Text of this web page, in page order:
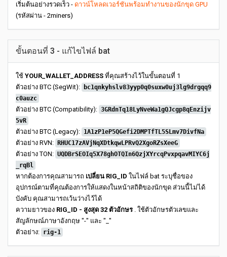
เริ่มต้นอย่างรวดเร็ว - ดาวน์โหลดเวอร์ชันพร้อมทำงานของนักขุด GPU
(รหัสผ่าน - 2miners)
ขั้นตอนที่ 3 - แก้ไขไฟล์ bat
ใช้ YOUR_WALLET_ADDRESS ที่คุณสร้างไว้ในขั้นตอนที่ 1
ตัวอย่าง BTC (SegWit):
bc1qnkyhslv83yyp0q0suxw0uj3lg9drgqq9
c0auzc
ตัวอย่าง BTC (Compatibility): 3GRdnTq18LyNveWa1gQJcgp8qEnzijv
5vR
ตัวอย่าง BTC (Legacy): 1A1zP1eP5QGefi2DMPTfTL5SLmv7DivfNa
ตัวอย่าง RVN: RHUC17zAVjNqXDtkqwLPRvQ2XgoRZsXeeG
ตัวอย่าง TON: UQDBrSEOIq5X78ghOTQIn6QzjXYrcqPvxpqavMIYC6j
_rqBl
หากต้องการคุณสามารถ เปลี่ยน RIG_ID ในไฟล์ bat ระบุชื่อของ
อุปกรณ์ตามที่คุณต้องการให้แสดงในหน้าสถิติของนักขุด ส่วนนี้ไม่ได้
บังคับ คุณสามารถเว้นว่างไว้ได้
ความยาวของ RIG_ID - สูงสุด 32 ตัวอักษร . ใช้ตัวอักษรตัวเลขและ
สัญลักษณ์ภาษาอังกฤษ "-" และ "_"
ตัวอย่าง: rig-1